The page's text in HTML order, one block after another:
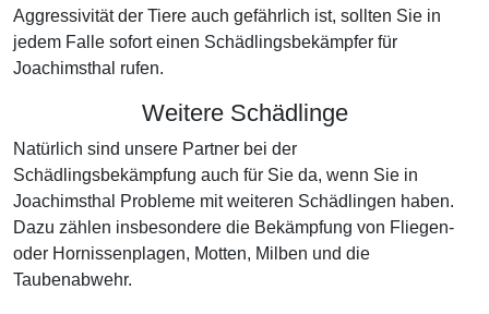
Aggressivität der Tiere auch gefährlich ist, sollten Sie in
jedem Falle sofort einen Schädlingsbekämpfer für
Joachimsthal rufen.
Weitere Schädlinge
Natürlich sind unsere Partner bei der
Schädlingsbekämpfung auch für Sie da, wenn Sie in
Joachimsthal Probleme mit weiteren Schädlingen haben.
Dazu zählen insbesondere die Bekämpfung von Fliegen-
oder Hornissenplagen, Motten, Milben und die
Taubenabwehr.